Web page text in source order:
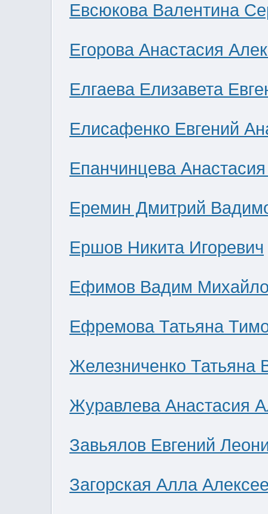
Евсюкова Валентина
Егорова Анастасия
Елгаева Елизавета
Елисафенко Евгений
Епанчинцева
Еремин Дмитрий
Ершов Никита Игоревич
Ефимов Вадим
Ефремова Татьяна
Железниченко Татьяна
Журавлева Анастасия
Завьялов Евгений
Загорская Алла